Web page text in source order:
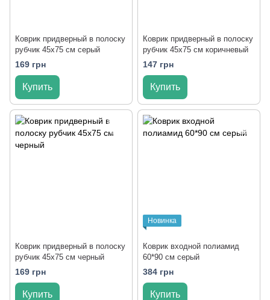
Коврик придверный в полоску
рубчик 45x75 см серый
169 грн
Купить
Коврик придверный в полоску
рубчик 45x75 см коричневый
147 грн
Купить
Коврик придверный в полоску
рубчик 45x75 см черный
169 грн
Купить
Новинка
Коврик входной полиамид
60*90 см серый
384 грн
Купить